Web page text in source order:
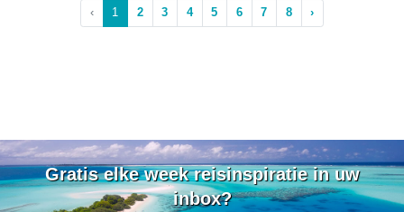
‹ 1 2 3 4 5 6 7 8 ›
Gratis elke week reisinspiratie in uw
inbox?